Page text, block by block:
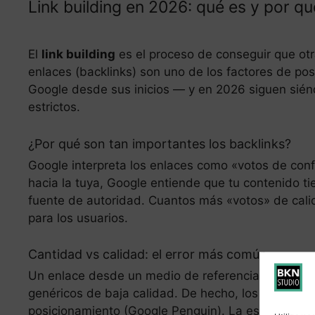
Link building en 2026: qué es y por
El link building es el proceso de conseguir que
enlaces (backlinks) son uno de los factores de
Google desde sus inicios — y en 2026 siguen
estrictos.
¿Por qué son tan importantes los backlinks?
Google interpreta los enlaces como «votos de
hacia la tuya, Google entiende que tu contenido
fuente de autoridad. Cuantos más «votos» de
para los usuarios.
Cantidad vs calidad: el error más común
Un enlace desde un medio de referencia de tu
genéricos de baja calidad. De hecho, los enlaces
posicionamiento (Google Penguin). La estrategia